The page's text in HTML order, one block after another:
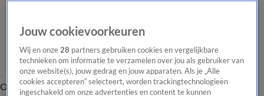
Overzicht Onze programma's Uitzendingen Onze gezichten
In de
Jouw cookievoorkeuren
Wij en onze28 partners gebruiken cookies en vergelijkbare
technieken om informatie te verzamelen over jou als gebruiker van
onze website(s), jouw gedrag en jouw apparaten. Als je „Alle
cookies accepteren” selecteert, worden trackingtechnologieën
ingeschakeld om onze advertenties en content te kunnen